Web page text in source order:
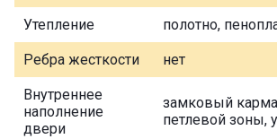
Утепление полотно,
Ребра жесткости нет
Внутреннее
наполнение
двери
замковый
петлевой зоны,